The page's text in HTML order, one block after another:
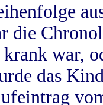
die
war,
das